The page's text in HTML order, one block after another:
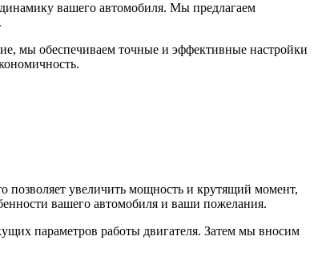
вашего автомобиля. Мы предлагаем
мы обеспечиваем точные и эффективные настройки
позволяет увеличить мощность и крутящий момент,
вашего автомобиля и ваши пожелания.
параметров работы двигателя. Затем мы вносим